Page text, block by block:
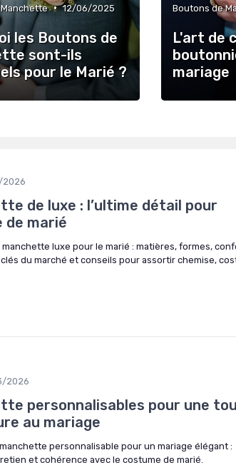
• 12/06/2025
les Boutons de
sont-ils
pour le Marié ?
Boutons de
L'art de
mariage
2026
de luxe : l’ultime détail pour
de marié
luxe pour le marié : matières, formes,
du marché et conseils pour assortir chemise,
2026
personnalisables pour une
au mariage
personnalisable pour un mariage élégant :
et cohérence avec le costume de marié.